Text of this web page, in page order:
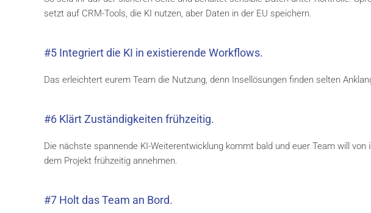
setzt auf CRM-Tools, die KI nutzen, aber Daten in der EU speichern.
#5 Integriert die KI in existierende Workflows.
Das erleichtert eurem Team die Nutzung, denn Insellösungen finden selten
#6 Klärt Zuständigkeiten frühzeitig.
Die nächste spannende KI-Weiterentwicklung kommt bald und euer Team will
dem Projekt frühzeitig annehmen.
#7 Holt das Team an Bord.